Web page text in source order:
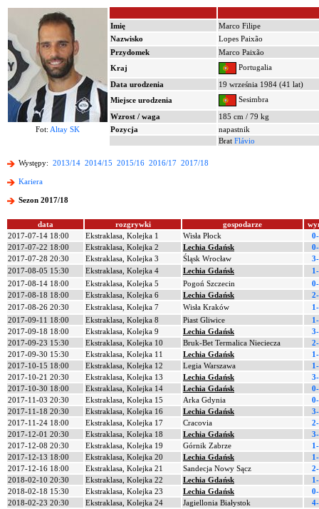
Imię
Marco Filipe
Nazwisko
Lopes Paixão
Przydomek
Marco Paixão
Kraj
Portugalia
Data urodzenia
19 września 1984 (41 lat)
Miejsce urodzenia
Sesimbra
Wzrost / waga
185 cm / 79 kg
Fot: Altay SK Pozycja
napastnik
Brat Flávio
Występy: 2013/14 2014/15 2015/16 2016/17 2017/18
Kariera
Sezon 2017/18
data rozgrywki gospodarze
2017-07-14 18:00
Ekstraklasa, Kolejka 1 Wisła Płock
2017-07-22 18:00
Ekstraklasa, Kolejka 2 Lechia Gdańsk
2017-07-28 20:30
Ekstraklasa, Kolejka 3 Śląsk Wrocław
2017-08-05 15:30
Ekstraklasa, Kolejka 4 Lechia Gdańsk
2017-08-14 18:00
Ekstraklasa, Kolejka 5 Pogoń Szczecin
2017-08-18 18:00
Ekstraklasa, Kolejka 6 Lechia Gdańsk
2017-08-26 20:30
Ekstraklasa, Kolejka 7 Wisła Kraków
2017-09-11 18:00
Ekstraklasa, Kolejka 8 Piast Gliwice
2017-09-18 18:00
Ekstraklasa, Kolejka 9 Lechia Gdańsk
2017-09-23 15:30
Ekstraklasa, Kolejka 10 Bruk-Bet Termalica Nieciecza
2017-09-30 15:30
Ekstraklasa, Kolejka 11 Lechia Gdańsk
2017-10-15 18:00
Ekstraklasa, Kolejka 12 Legia Warszawa
2017-10-21 20:30
Ekstraklasa, Kolejka 13 Lechia Gdańsk
2017-10-30 18:00
Ekstraklasa, Kolejka 14 Lechia Gdańsk
2017-11-03 20:30
Ekstraklasa, Kolejka 15 Arka Gdynia
2017-11-18 20:30
Ekstraklasa, Kolejka 16 Lechia Gdańsk
2017-11-24 18:00
Ekstraklasa, Kolejka 17 Cracovia
2017-12-01 20:30
Ekstraklasa, Kolejka 18 Lechia Gdańsk
2017-12-08 20:30
Ekstraklasa, Kolejka 19 Górnik Zabrze
2017-12-13 18:00
Ekstraklasa, Kolejka 20 Lechia Gdańsk
2017-12-16 18:00
Ekstraklasa, Kolejka 21 Sandecja Nowy Sącz
2018-02-10 20:30
Ekstraklasa, Kolejka 22 Lechia Gdańsk
2018-02-18 15:30
Ekstraklasa, Kolejka 23 Lechia Gdańsk
2018-02-23 20:30
Ekstraklasa, Kolejka 24 Jagiellonia Białystok